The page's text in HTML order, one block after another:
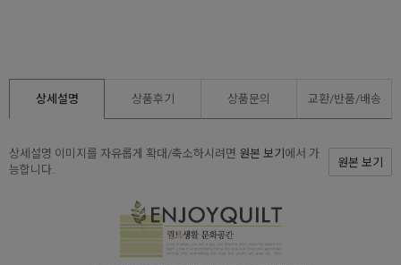
상세설명 상품후기 상품문의 교환/반품/배송
상세설명 이미지를 자유롭게 확대/축소하시려면 원본 보기 에서 가
능합니다.
원본 보기